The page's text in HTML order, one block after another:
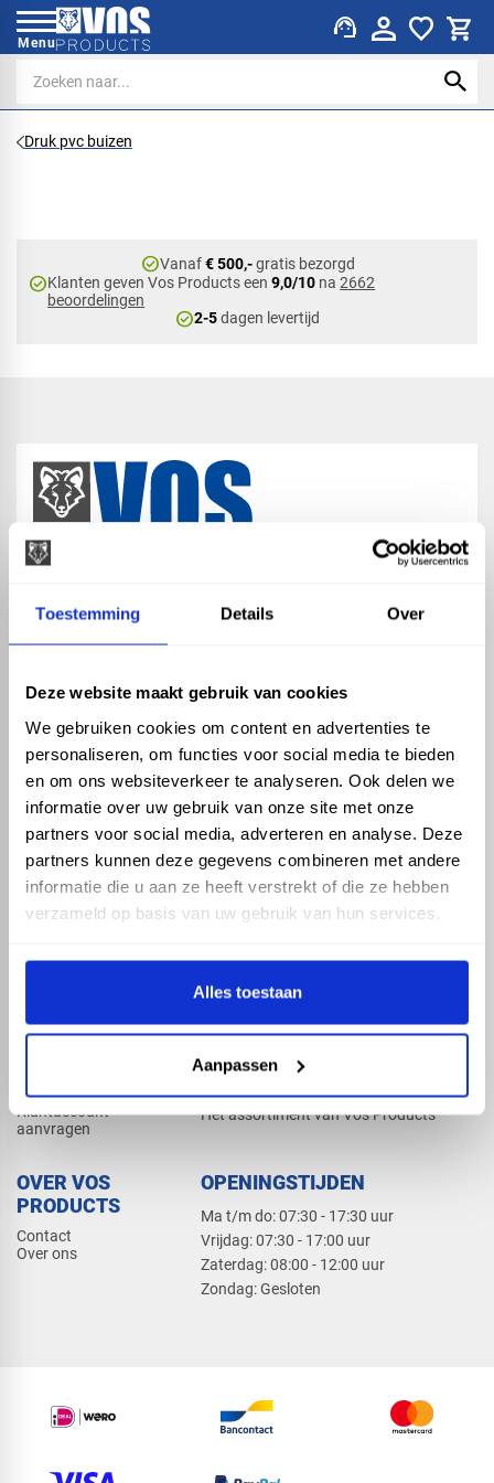
Toestemming Details Over
Deze website maakt gebruik van cookies
We gebruiken cookies om content en advertenties te
personaliseren, om functies voor social media te bieden
en om ons websiteverkeer te analyseren. Ook delen we
informatie over uw gebruik van onze site met onze
partners voor social media, adverteren en analyse. Deze
partners kunnen deze gegevens combineren met andere
informatie die u aan ze heeft verstrekt of die ze hebben
verzameld op basis van uw gebruik van hun services.
Alles toestaan
Aanpassen
Menu support_agent
Druk pvc buizen
check_circleVanaf€ 500,-gratis bezorgd
check_circleKlanten geven Vos Products een9,0/10 na2662
beoordelingen
check_circle2-5dagen levertijd
ASSORTIMENT
Hemelwaterafvoer
Drukleiding
Beregening
Dak en gevel
KENNIS EN HULP
Klantenservice
Kennisbank
Klantaccount
aanvragen
PRODUCTCATALOGUS 2026
Het assortiment van Vos Products
OVER VOS
PRODUCTS
Contact
Over ons
OPENINGSTIJDEN
Ma t/m do: 07:30 - 17:30 uur
​Vrijdag: 07:30 - 17:00 uur
​Zaterdag: 08:00 - 12:00 uur
​Zondag: Gesloten
phone_enabled +31 416 75 02 55
mail info@vosproducts.nl
check_circleDé bouwmarkt van Altena
check_circle Direct uit grote voorraad geleverd met eigen transport
check_circleLevering in NL en BE